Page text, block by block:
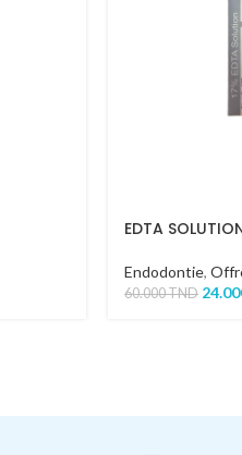
EDTA
Endodontie,
60.000TND